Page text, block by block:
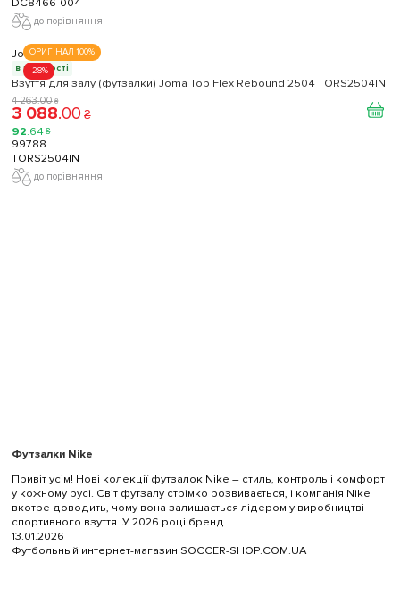
до порівняння
ОРИГІНАЛ 100%
-28%
Joma
в наявності
Взуття для залу (футзалки) Joma Top Flex Rebound 2504 TORS2504IN
4 263.00 ₴
3 088.00 ₴
92.64₴
99788
TORS2504IN
до порівняння
Футзалки Nike
Привіт усім! Нові колекції футзалок Nike – стиль, контроль і комфорт
у кожному русі. Світ футзалу стрімко розвивається, і компанія Nike
вкотре доводить, чому вона залишається лідером у виробництві
спортивного взуття. У 2026 році бренд ...
13.01.2026
Футбольный интернет-магазин SOCCER-SHOP.COM.UA